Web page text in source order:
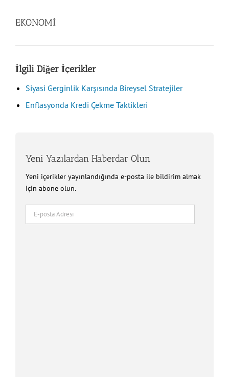
EKONOMİ
İlgili Diğer İçerikler
Siyasi Gerginlik Karşısında Bireysel Stratejiler
Enflasyonda Kredi Çekme Taktikleri
Yeni Yazılardan Haberdar Olun
Yeni içerikler yayınlandığında e-posta ile bildirim almak
için abone olun.
posta